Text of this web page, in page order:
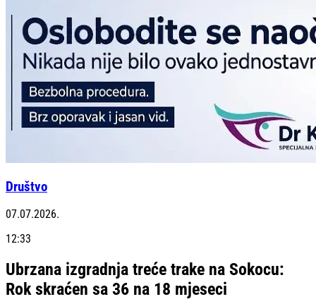
Društvo
07.07.2026.
12:33
Ubrzana izgradnja treće trake na Sokocu:
Rok skraćen sa 36 na 18 mjeseci